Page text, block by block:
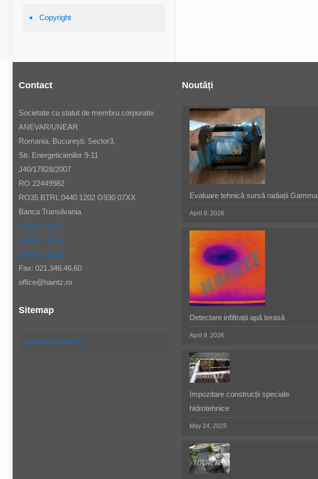
Copyright
Contact
Societate cu statut de membru corporativ
ANEVAR/UNEAR
Romania, Bucureşti, Sector3,
Str. Energeticienilor 9-11
J40/17828/2007
RO 22449982
RO35 BTRL 0440 1202 G930 07XX
Banca Transilvania
0788.77.11.88
0729.77.11.33
0788.77.11.22
Fax: 021.346.46.60
office@haintz.ro
Sitemap
Sitemap Haintz.ro
Noutăți
Evaluare tehnică sursă radiații Gamma
April 9, 2026
Detectare infiltrații apă terasă
April 9, 2026
Impozitare construcții speciale
hidrotehnice
May 24, 2025